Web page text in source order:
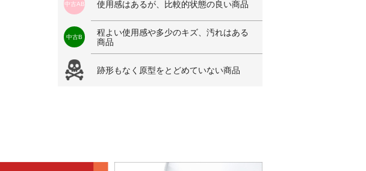
中古AB 使用感はあるが、比較的状態の良い商品
中古B
程よい使用感や多少のキズ、汚れはある
商品
跡形もなく原型をとどめていない商品